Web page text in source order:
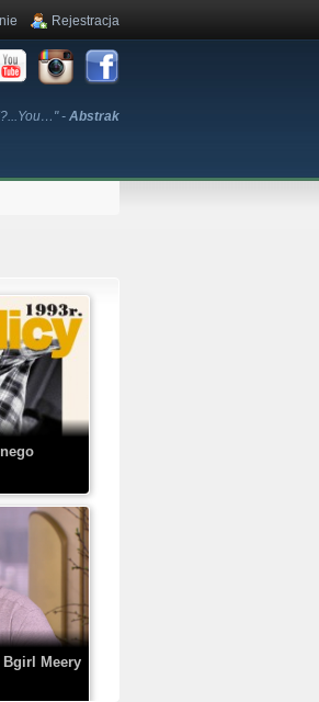
- Abstrak
Rejestracja
Bgirl Meery